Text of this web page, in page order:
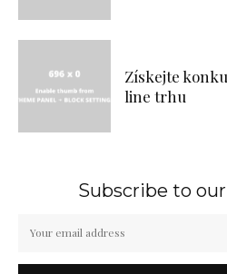
Získejte
line trhu
Subscribe to